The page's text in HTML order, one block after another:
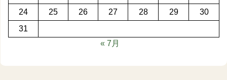
24
25 26 27 28 29
30
31
« 7月